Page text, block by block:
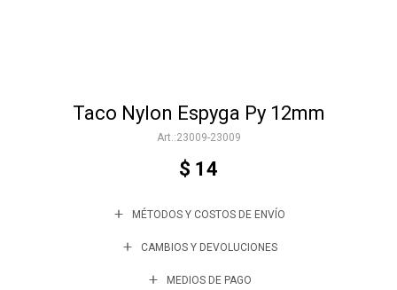
Taco Nylon Espyga Py 12mm
23009-23009
$ 14
MÉTODOS Y COSTOS DE ENVÍO
CAMBIOS Y DEVOLUCIONES
MEDIOS DE PAGO